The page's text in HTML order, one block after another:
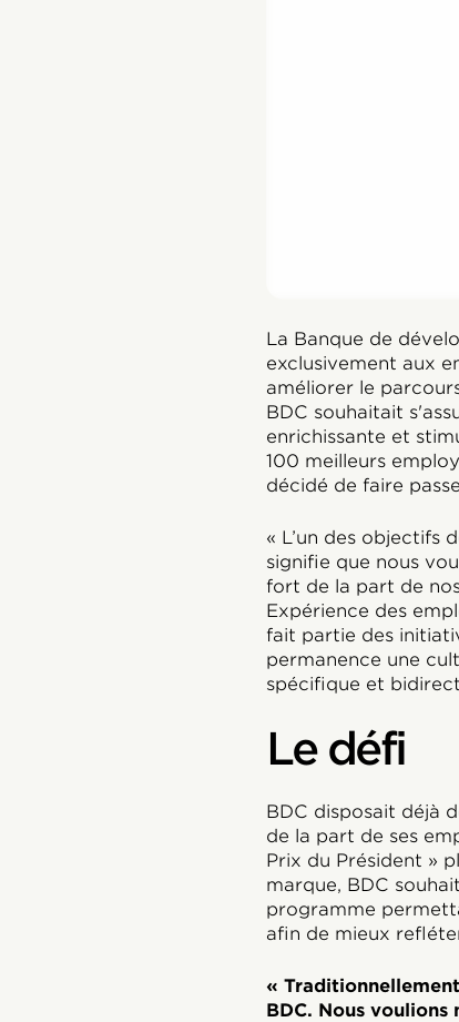
La Banque de
exclusivement aux
améliorer le
BDC souhaitait
enrichissante et
100 meilleurs
décidé de faire
« L’un des objectifs
signifie que nous
fort de la part de
Expérience des
fait partie des
permanence une
spécifique et
Le défi
BDC disposait déjà
de la part de ses
Prix du Président »
marque, BDC
programme
afin de mieux
«
BDC. Nous